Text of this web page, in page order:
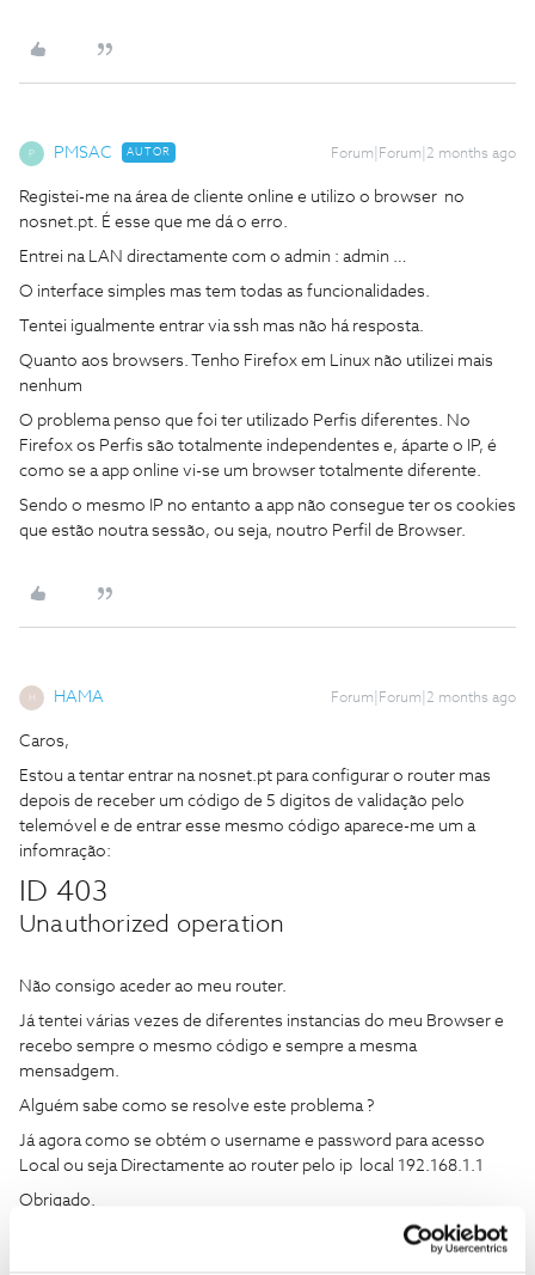
P PMSAC AUTOR Forum|Forum|2 months ago
Registei-me na área de cliente online e utilizo o browser no
nosnet.pt. É esse que me dá o erro.
Entrei na LAN directamente com o admin : admin …
O interface simples mas tem todas as funcionalidades.
Tentei igualmente entrar via ssh mas não há resposta.
Quanto aos browsers. Tenho Firefox em Linux não utilizei mais
nenhum
O problema penso que foi ter utilizado Perfis diferentes. No
Firefox os Perfis são totalmente independentes e, áparte o IP, é
como se a app online vi-se um browser totalmente diferente.
Sendo o mesmo IP no entanto a app não consegue ter os cookies
que estão noutra sessão, ou seja, noutro Perfil de Browser.
HAMA Forum|Forum|2 months ago
Caros,
Estou a tentar entrar na nosnet.pt para configurar o router mas
depois de receber um código de 5 digitos de validação pelo
telemóvel e de entrar esse mesmo código aparece-me um a
infomração:
ID 403
Unauthorized operation
Não consigo aceder ao meu router.
Já tentei várias vezes de diferentes instancias do meu Browser e
recebo sempre o mesmo código e sempre a mesma
mensadgem.
Alguém sabe como se resolve este problema ?
Já agora como se obtém o username e password para acesso
Local ou seja Directamente ao router pelo ip local 192.168.1.1
Obrigado.
Eu também tenho esse problema e é geral da rede da NOS.